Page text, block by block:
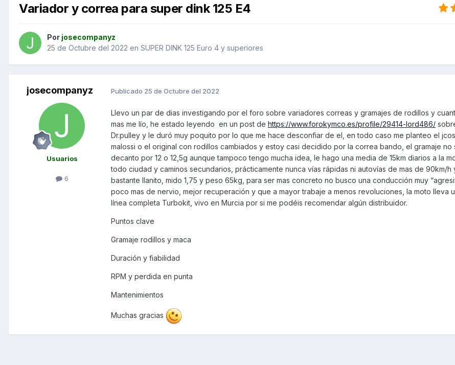
Variador y correa para super dink 125 E4
Por josecompanyz
25 de Octubre del 2022 en SUPER DINK 125 Euro 4 y superiores
josecompanyz
Usuarios
6
Publicado 25 de Octubre del 2022
Llevo un par de dias investigando por el foro sobre variadores correas y gramajes de rodillos y
mas me lío, he estado leyendo en un post de https://www.forokymco.es/profile/29414-lord486/
Dr.pulley y le duró muy poquito por lo que me hace desconfiar de el, en todo caso me planteo el
malossi o el original con rodillos cambiados y estoy casi decidido por la correa bando, el gramaje no
decanto por 12 o 12,5g aunque tampoco tengo mucha idea, le hago una media de 15km diarios a la
todo ciudad y caminos secundarios, prácticamente nunca vías rápidas ni autovías de mas de 90km/h
bastante llanito, mido 1,75 y peso 65kg, para ser mas concreto no busco una conducción muy
poco mas de nervio, mejor recuperación y que a mayor trabaje a menos revoluciones, la moto lleva
línea completa Turbokit, vivo en Murcia por si me podéis recomendar algún distribuidor.
Puntos clave
Gramaje rodillos y maca
Duración y fiabilidad
RPM y perdida en punta
Mantenimientos
Muchas gracias